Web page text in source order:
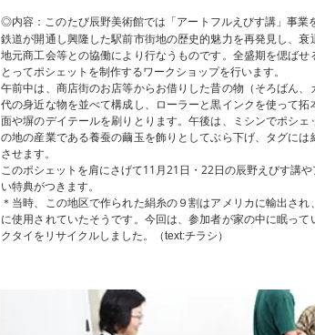
◎内容： このたび辰野美術館では「アートフルえびす講」事
鉄道が開通し興隆した駅前市街地の歴史的魅力を再発見し、衰
地元商工会等との協働により行なうものです。全盛期を偲ば
とってポシェットを制作するワークショップを行います。
午前中は、商店街のお店等からお借りした昔の物（そろばん
代の身近な物を並べて構成し、ローラーと黒インクを使って
面や塀のデイテールを刷りとります。午後は、ミシンでポシ
の地の産業である養蚕の繭玉を飾りとしてぶら下げ、タグに
させます。
このポシェットを肩にさげて11月21日・22日の辰野えびす講
い特典がつきます。
＊当時、この地区で作られた絹糸の９割はアメリカに輸出さ
に使用されていたそうです。今回は、参加者が家の中に眠っ
クタイをリサイクルしました。
（text:チラシ）